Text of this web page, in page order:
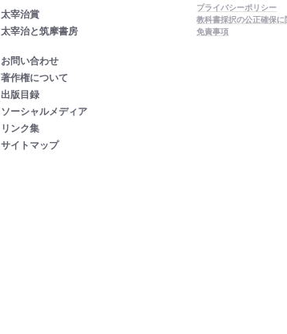
太宰治賞
太宰治と筑摩書房
お問い合わせ
著作権について
出版目録
ソーシャルメディア
リンク集
サイトマップ
プライバシーポリシー
教科書採択の公正確保
免責事項